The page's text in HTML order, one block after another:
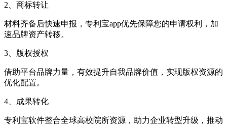
2、商标转让
材料齐备后快速申报，专利宝app优先保障您的申请权利，加
速品牌资产转移。
3、版权授权
借助平台品牌力量，有效提升自我品牌价值，实现版权资源的
优化配置。
4、成果转化
专利宝软件整合全球高校院所资源，助力企业转型升级，推动